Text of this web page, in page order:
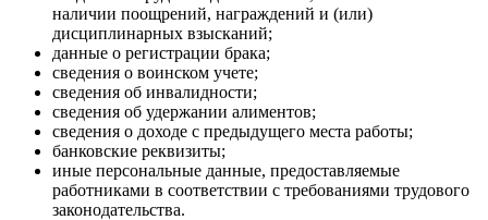
наличии поощрений, награждений и (или)
дисциплинарных взысканий;
данные о регистрации брака;
сведения о воинском учете;
сведения об инвалидности;
сведения об удержании алиментов;
сведения о доходе с предыдущего места работы;
банковские реквизиты;
иные персональные данные, предоставляемые
работниками в соответствии с требованиями трудового
законодательства.